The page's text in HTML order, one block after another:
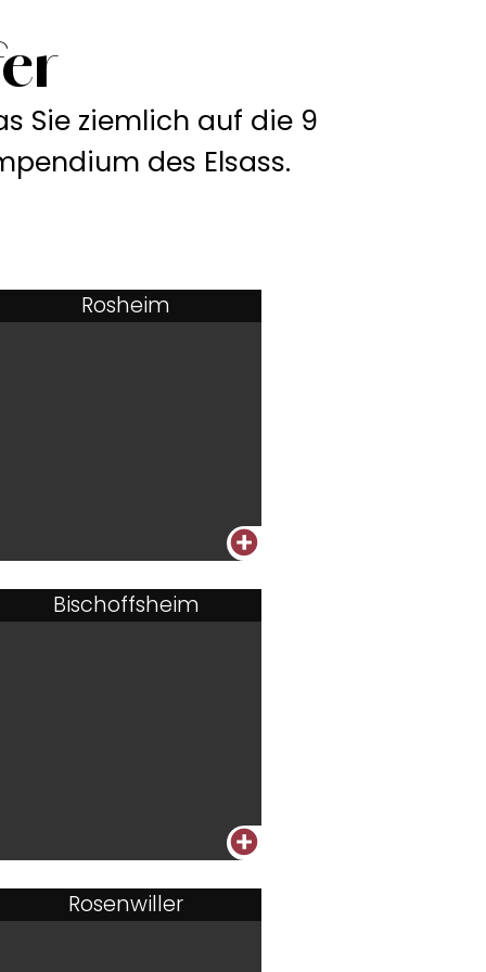
Sie ziemlich auf die 9
des Elsass.
Rosheim
+
Bischoffsheim
+
Rosenwiller